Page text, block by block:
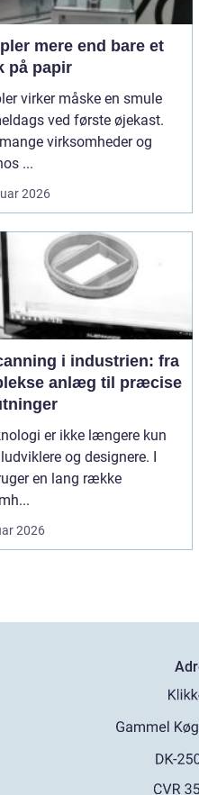
bare et
på papir
virker måske en smule
ved første øjekast.
virksomheder og
...
2026
i industrien: fra
anlæg til præcise
er ikke længere kun
og designere. I
en lang række
2026